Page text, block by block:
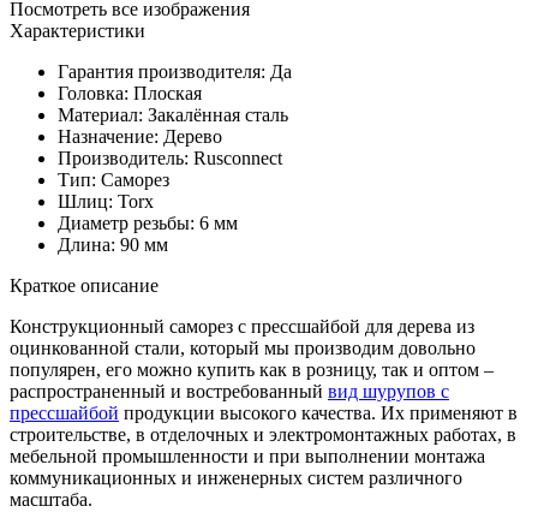
Посмотреть все изображения
Характеристики
Гарантия производителя: Да
Головка: Плоская
Материал: Закалённая сталь
Назначение: Дерево
Производитель: Rusconnect
Тип: Саморез
Шлиц: Torx
Диаметр резьбы: 6 мм
Длина: 90 мм
Краткое описание
Конструкционный саморез с прессшайбой для дерева из
оцинкованной стали, который мы производим довольно
популярен, его можно купить как в розницу, так и оптом –
распространенный и востребованный вид шурупов с
прессшайбой продукции высокого качества. Их применяют в
строительстве, в отделочных и электромонтажных работах, в
мебельной промышленности и при выполнении монтажа
коммуникационных и инженерных систем различного
масштаба.